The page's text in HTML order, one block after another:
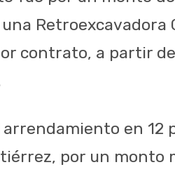
Retroexcavadora
contrato, a partir
en 12
por un monto